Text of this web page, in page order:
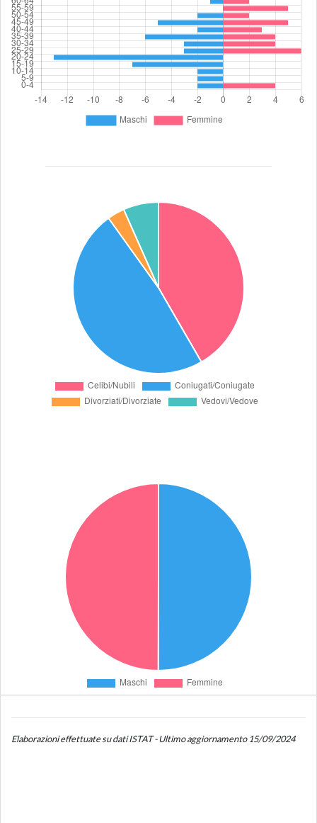
Elaborazioni effettuate su dati ISTAT - Ultimo aggiornamento 15/09/2024